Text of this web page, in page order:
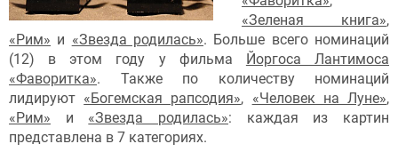
«Зеленая книга»,
«Рим» и «Звезда родилась». Больше всего номинаций
(12) в этом году у фильма
Йоргоса Лантимоса
«Фаворитка». Также по количеству номинаций
лидируют «Богемская рапсодия», «Человек на Луне»,
«Рим» и «Звезда родилась»: каждая из картин
представлена в 7 категориях.